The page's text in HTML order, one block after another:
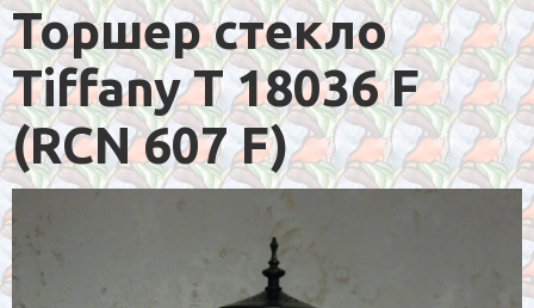
Торшер стекло
Tiffany T 18036 F
(RCN 607 F)